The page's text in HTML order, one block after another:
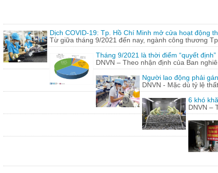
Dịch COVID-19: Tp. Hồ Chí Minh mở cửa hoạt động
Từ giữa tháng 9/2021 đến nay, ngành công thương
Tháng 9/2021 là thời điểm “quyết
DNVN – Theo nhận định của Ban
Người lao động phải
DNVN - Mặc dù tỷ lệ
6 khó
DNVN –